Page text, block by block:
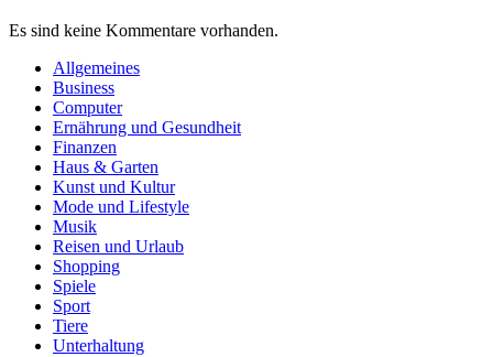
Es sind keine Kommentare vorhanden.
Allgemeines
Business
Computer
Ernährung und Gesundheit
Finanzen
Haus & Garten
Kunst und Kultur
Mode und Lifestyle
Musik
Reisen und Urlaub
Shopping
Spiele
Sport
Tiere
Unterhaltung